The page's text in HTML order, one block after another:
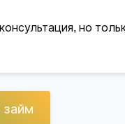
но
займ